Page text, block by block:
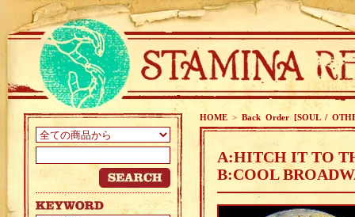
HOME > Back Order [SOUL /
A:HITCH IT TO
B:COOL